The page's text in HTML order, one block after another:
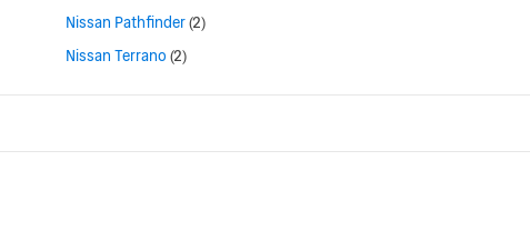
Nissan Pathfinder(2)
Nissan Terrano (2)